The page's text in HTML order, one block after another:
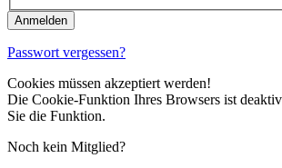
Passwort vergessen?
Cookies müssen akzeptiert werden!
Die Cookie-Funktion Ihres Browsers ist
Sie die Funktion.
Noch kein Mitglied?